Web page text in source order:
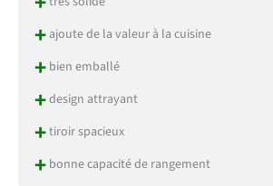
+ajoute de la valeur à la cuisine
+bien emballé
+design attrayant
+tiroir spacieux
+bonne capacité de rangement